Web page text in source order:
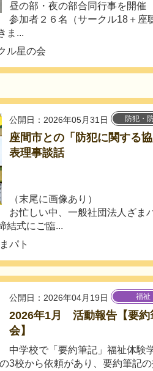
昼の部・夜の部合同行事を開催
参加者２６名（サークル18＋座
ま...
ル星の会
公開日：2026年05月31日 防犯・
座間市との「防犯に関する
表理事談話
（末尾に画像あり）
お忙しい中、一般社団法人ざま
結式にご臨...
パト
公開日：2026年04月19日 福祉
2026年1月 活動報告【要約
会】
中学校で「要約筆記」福祉体験
3校から依頼があり、要約筆記